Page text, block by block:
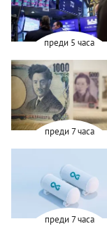
преди 5 часа
преди 7 часа
преди 7 часа